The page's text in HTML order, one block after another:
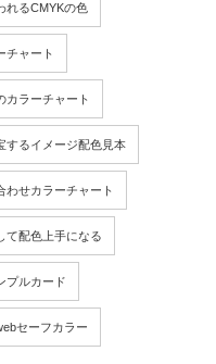
れるCMYKの色
チャート
カラーチャート
するイメージ配色見本
わせカラーチャート
て配色上手になる
プルカード
セーフカラー